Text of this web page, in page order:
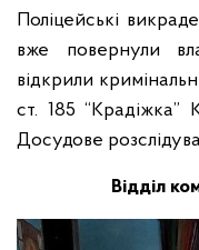
Поліцейські
вже повернули
відкрили
ст. 185 “Крадіжка”
Досудове
Відділ